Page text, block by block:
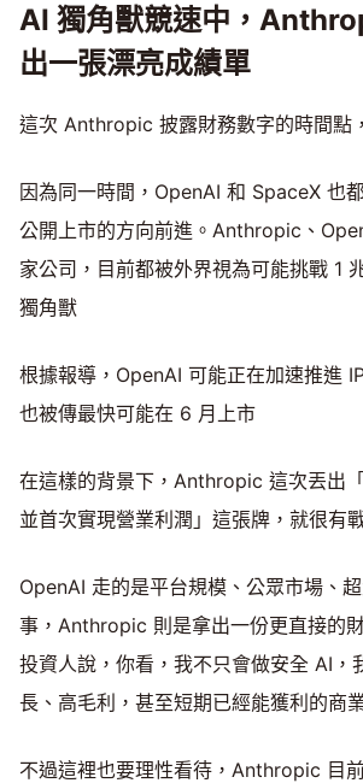
AI 獨角獸競速中，
出一張漂亮成績單
這次 Anthropic 披露財務數字的時間點
因為同一時間，OpenAI 和 SpaceX 也
公開上市的方向前進。Anthropic、
家公司，目前都被外界視為可能挑戰 1
獨角獸
根據報導，OpenAI 可能正在加速推進
也被傳最快可能在 6 月上市
在這樣的背景下，Anthropic 這次丟出
並首次實現營業利潤」這張牌，就很有
OpenAI 走的是平台規模、公眾市場、
事，Anthropic 則是拿出一份更直接的
投資人說，你看，我不只會做安全 AI，
長、高毛利，甚至短期已經能獲利的商
不過這裡也要理性看待，Anthropic 目